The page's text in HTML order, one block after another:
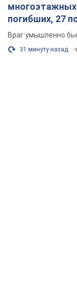
погибших, 27
Враг умышленно
31 минуту назад